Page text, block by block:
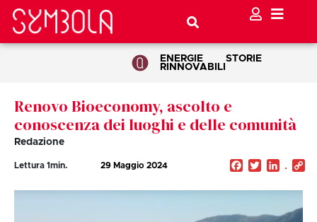
ENERGIE
RINNOVABILI
STORIE
Renovo Bioeconomy, ascolto e
conoscenza dei luoghi e delle comunità
Redazione
Lettura 1min. 29 Maggio 2024 Facebook
Twitter